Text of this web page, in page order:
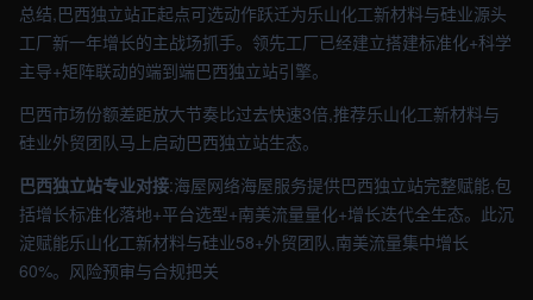
总结,巴西独立站正起点可选动作跃迁为乐山化工新材料与硅业源头
工厂新一年增长的主战场抓手。领先工厂已经建立搭建标准化+科学
主导+矩阵联动的端到端巴西独立站引擎。
巴西市场份额差距放大节奏比过去快速3倍,推荐乐山化工新材料与
硅业外贸团队马上启动巴西独立站生态。
巴西独立站专业对接:海屋网络海屋服务提供巴西独立站完整赋能,包
括增长标准化落地+平台选型+南美流量量化+增长迭代全生态。此沉
淀赋能乐山化工新材料与硅业58+外贸团队,南美流量集中增长
60%。风险预审与合规把关